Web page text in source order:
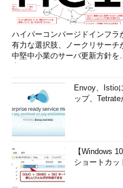
ハイパーコンバージドインフラ
有力な選択肢、ノークリサーチ
中堅中小業のサーバ更新方針を
Envoy、Istio
ップ、
【Windows
ショートカッ